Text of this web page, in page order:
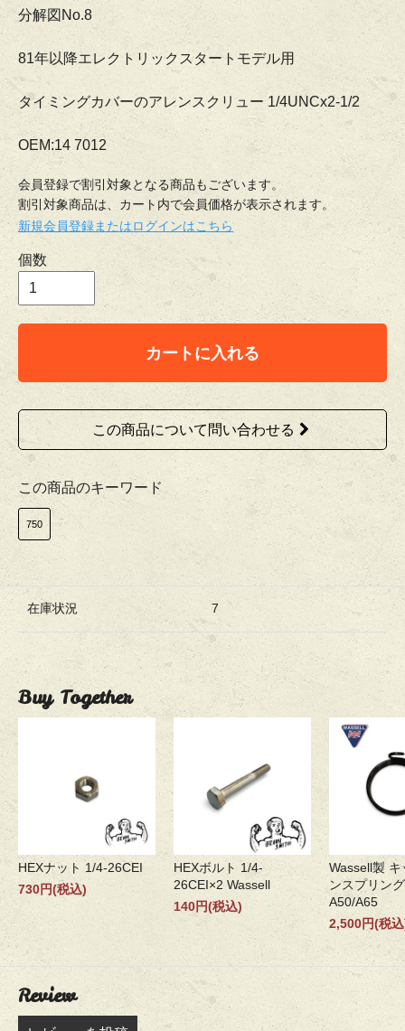
分解図No.8
81年以降エレクトリックスタートモデル用
タイミングカバーのアレンスクリュー 1/4UNCx2-1/2
OEM:14 7012
会員登録で割引対象となる商品もございます。
割引対象商品は、カート内で会員価格が表示されます。
新規会員登録またはログインはこちら
個数
カートに入れる
この商品について問い合わせる
この商品のキーワード
750
在庫状況 7
Buy Together
HEXナット 1/4-26CEI
730円(税込)
HEXボルト 1/4-
26CEI×2 Wassell
140円(税込)
Wassell製
ンスプリン
A50/A65
2,500円(税
Review